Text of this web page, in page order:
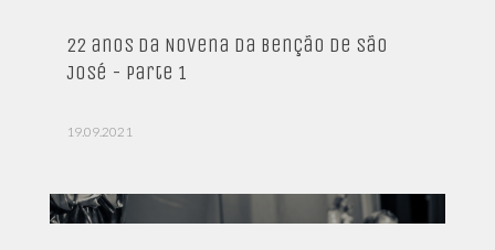
22 anos da Novena da Benção de São
José - Parte 1
19.09.2021